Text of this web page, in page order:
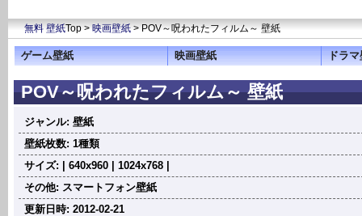
無料 壁紙Top >映画壁紙> POV～呪われたフィルム～ 壁紙
ゲーム壁紙 映画壁紙 ドラ
POV～呪われたフィルム～ 壁紙
ジャンル: 壁紙
壁紙枚数: 1種類
サイズ: | 640x960 | 1024x768 |
その他: スマートフォン壁紙
更新日時: 2012-02-21